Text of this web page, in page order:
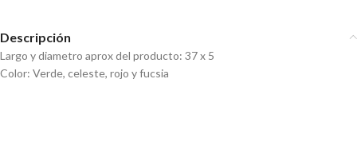
Descripción
Largo y diametro aprox del producto: 37 x 5
Color: Verde, celeste, rojo y fucsia